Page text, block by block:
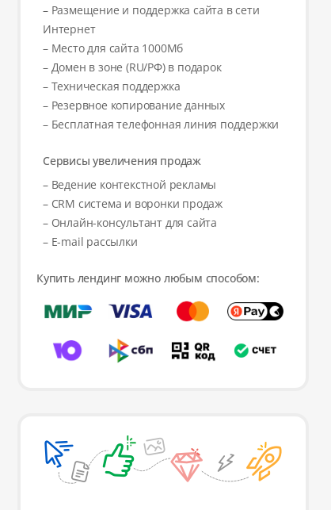
– Размещение и поддержка сайта в сети
Интернет
– Место для сайта 1000Мб
– Домен в зоне (RU/РФ) в подарок
– Техническая поддержка
– Резервное копирование данных
– Бесплатная телефонная линия поддержки
Сервисы увеличения продаж
– Ведение контекстной рекламы
– CRM система и воронки продаж
– Онлайн-консультант для сайта
– E-mail рассылки
Купить лендинг можно любым способом: